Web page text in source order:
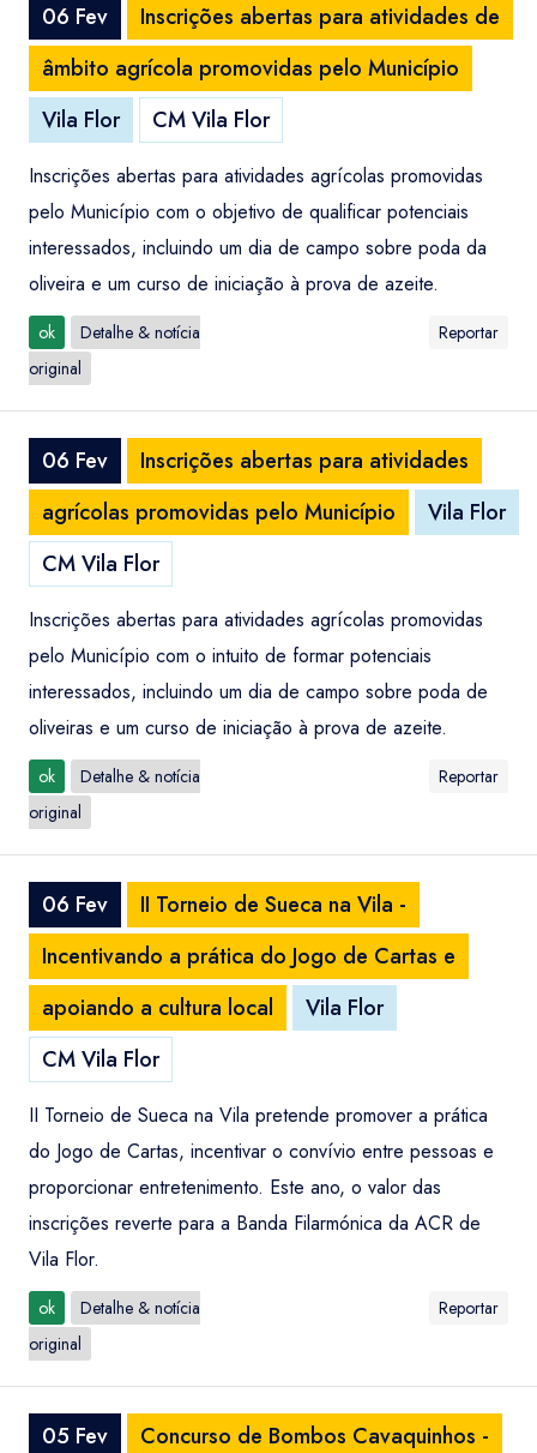
06 Fev
Inscrições abertas para atividades de
âmbito agrícola promovidas pelo Município
Vila Flor
CM Vila Flor
Inscrições abertas para atividades agrícolas promovidas
pelo Município com o objetivo de qualificar potenciais
interessados, incluindo um dia de campo sobre poda da
oliveira e um curso de iniciação à prova de azeite.
ok
Detalhe & notícia
original
Reportar
06 Fev
Inscrições abertas para atividades
agrícolas promovidas pelo Município
Vila Flor
CM Vila Flor
Inscrições abertas para atividades agrícolas promovidas
pelo Município com o intuito de formar potenciais
interessados, incluindo um dia de campo sobre poda de
oliveiras e um curso de iniciação à prova de azeite.
ok
Detalhe & notícia
original
Reportar
06 Fev
II Torneio de Sueca na Vila -
Incentivando a prática do Jogo de Cartas e
apoiando a cultura local
Vila Flor
CM Vila Flor
II Torneio de Sueca na Vila pretende promover a prática
do Jogo de Cartas, incentivar o convívio entre pessoas e
proporcionar entretenimento. Este ano, o valor das
inscrições reverte para a Banda Filarmónica da ACR de
Vila Flor.
ok
Detalhe & notícia
original
Reportar
05 Fev
Concurso de Bombos Cavaquinhos -